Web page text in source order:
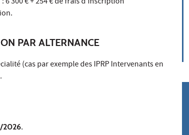
PAR ALTERNANCE
(cas par exemple des IPRP Intervenants en
2026.